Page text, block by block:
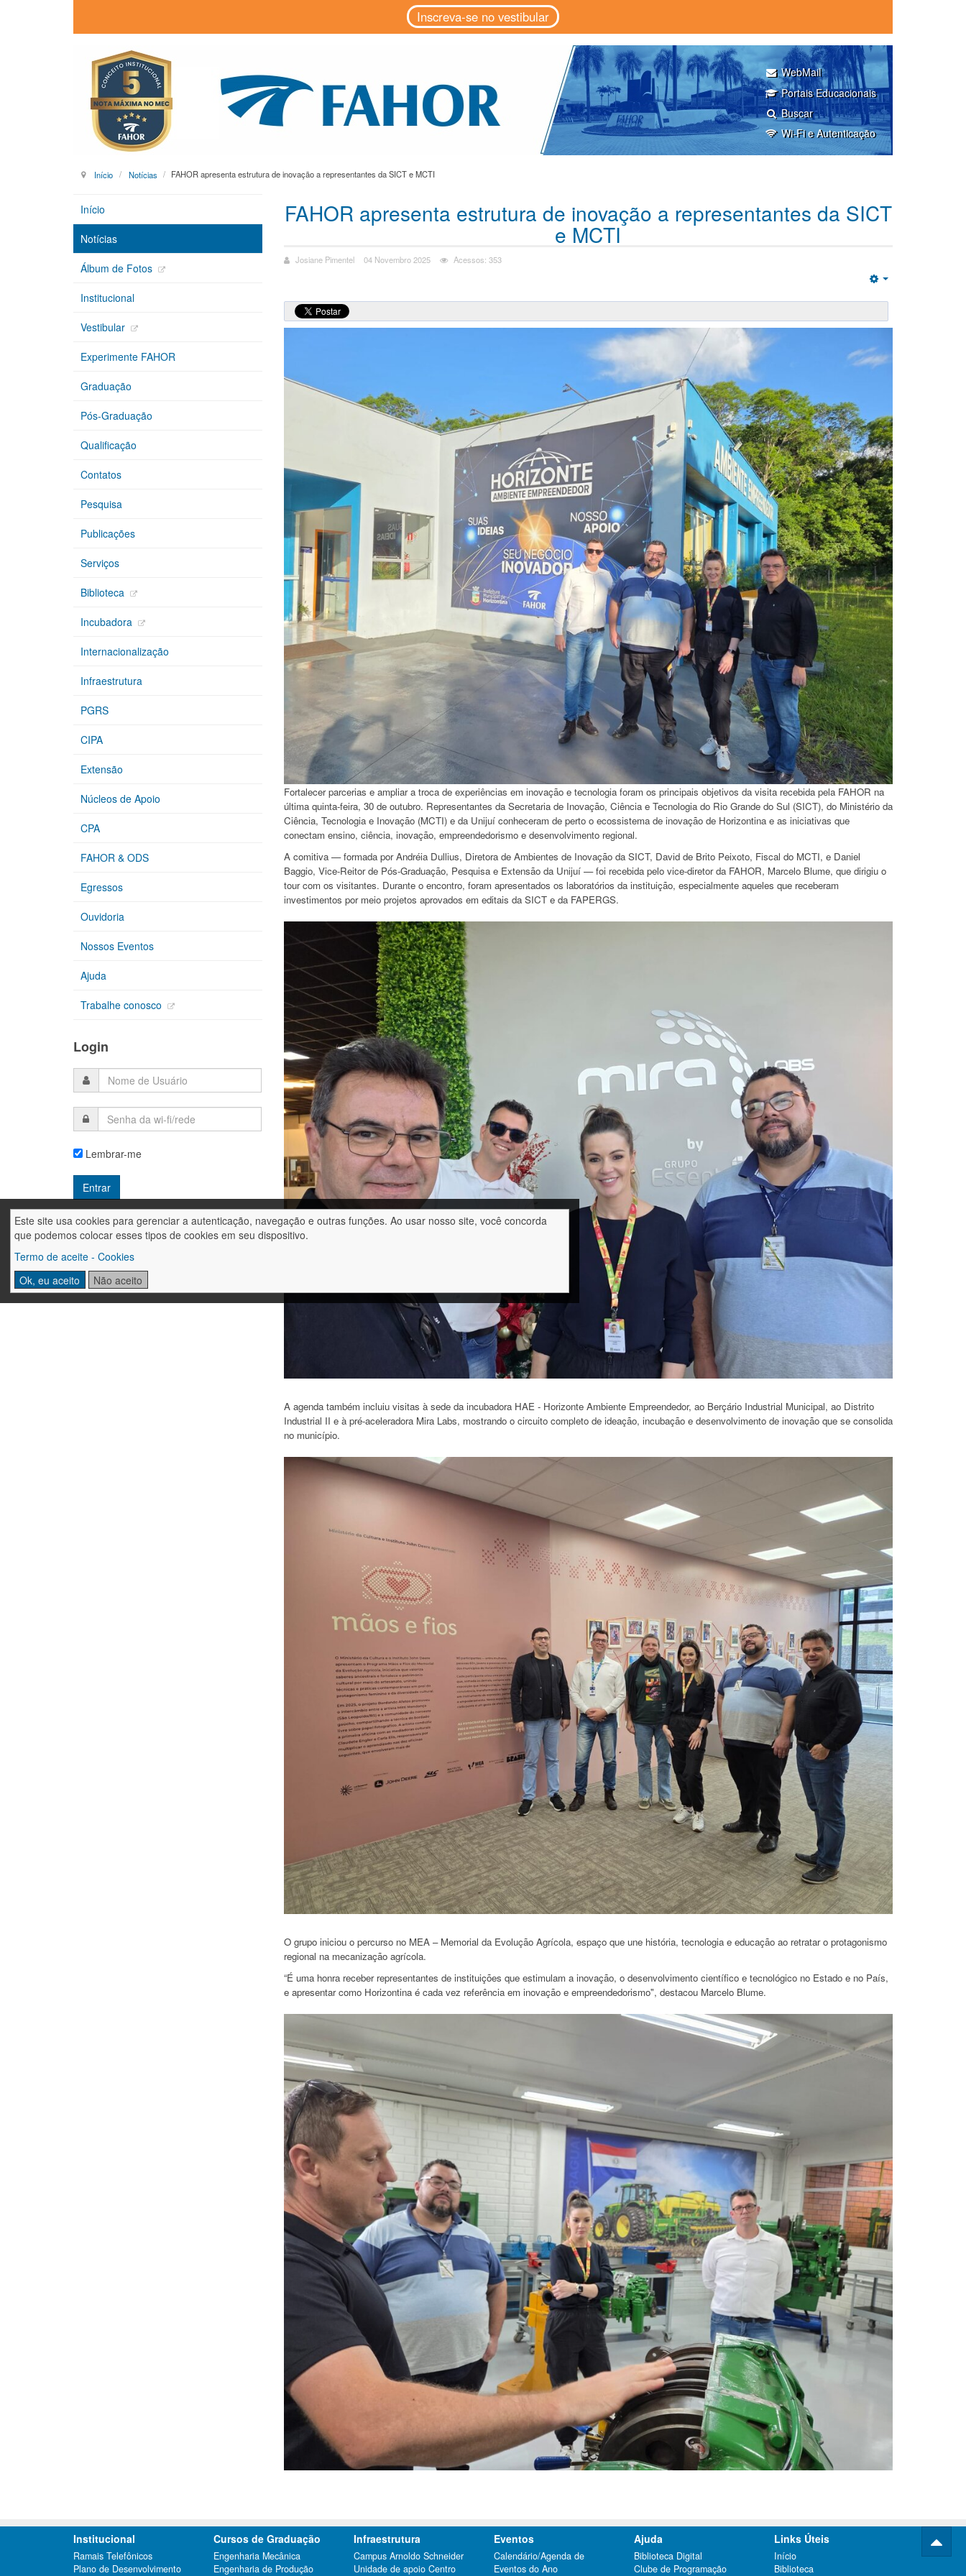
Este site usa cookies para gerenciar a autenticação, navegação e outras funções. Ao usar nosso site, você concorda
que podemos colocar esses tipos de cookies em seu dispositivo.
Termo de aceite - Cookies
Ok, eu aceito
Não aceito
Inscreva-se no vestibular
WebMail
Portais Educacionais
Buscar
Wi-Fi e Autenticação
Início Notícias FAHOR apresenta estrutura de inovação a representantes da SICT e MCTI
FAHOR apresenta estrutura de inovação a representantes da SICT
e MCTI
Josiane Pimentel 04 Novembro 2025 Acessos: 353
Fortalecer parcerias e ampliar a troca de experiências em inovação e tecnologia foram os principais objetivos da visita recebida pela FAHOR na
última quinta-feira, 30 de outubro. Representantes da Secretaria de Inovação, Ciência e Tecnologia do Rio Grande do Sul (SICT), do Ministério da
Ciência, Tecnologia e Inovação (MCTI) e da Unijuí conheceram de perto o ecossistema de inovação de Horizontina e as iniciativas que
conectam ensino, ciência, inovação, empreendedorismo e desenvolvimento regional.
A comitiva — formada por Andréia Dullius, Diretora de Ambientes de Inovação da SICT, David de Brito Peixoto, Fiscal do MCTI, e Daniel
Baggio, Vice-Reitor de Pós-Graduação, Pesquisa e Extensão da Unijuí — foi recebida pelo vice-diretor da FAHOR, Marcelo Blume, que dirigiu o
tour com os visitantes. Durante o encontro, foram apresentados os laboratórios da instituição, especialmente aqueles que receberam
investimentos por meio projetos aprovados em editais da SICT e da FAPERGS.
A agenda também incluiu visitas à sede da incubadora HAE - Horizonte Ambiente Empreendedor, ao Berçário Industrial Municipal, ao Distrito
Industrial II e à pré-aceleradora Mira Labs, mostrando o circuito completo de ideação, incubação e desenvolvimento de inovação que se consolida
no município.
O grupo iniciou o percurso no MEA – Memorial da Evolução Agrícola, espaço que une história, tecnologia e educação ao retratar o protagonismo
regional na mecanização agrícola.
“É uma honra receber representantes de instituições que estimulam a inovação, o desenvolvimento científico e tecnológico no Estado e no País,
e apresentar como Horizontina é cada vez referência em inovação e empreendedorismo", destacou Marcelo Blume.
Início
Notícias
Álbum de Fotos
Institucional
Vestibular
Experimente FAHOR
Graduação
Pós-Graduação
Qualificação
Contatos
Pesquisa
Publicações
Serviços
Biblioteca
Incubadora
Internacionalização
Infraestrutura
PGRS
CIPA
Extensão
Núcleos de Apoio
CPA
FAHOR & ODS
Egressos
Ouvidoria
Nossos Eventos
Ajuda
Trabalhe conosco
Login
Lembrar-me
Institucional
Ramais Telefônicos
Plano de Desenvolvimento
Cursos de Graduação
Engenharia Mecânica
Engenharia de Produção
Infraestrutura
Campus Arnoldo Schneider
Unidade de apoio Centro
Eventos
Calendário/Agenda de
Eventos do Ano
Ajuda
Biblioteca Digital
Clube de Programação
Links Úteis
Início
Biblioteca